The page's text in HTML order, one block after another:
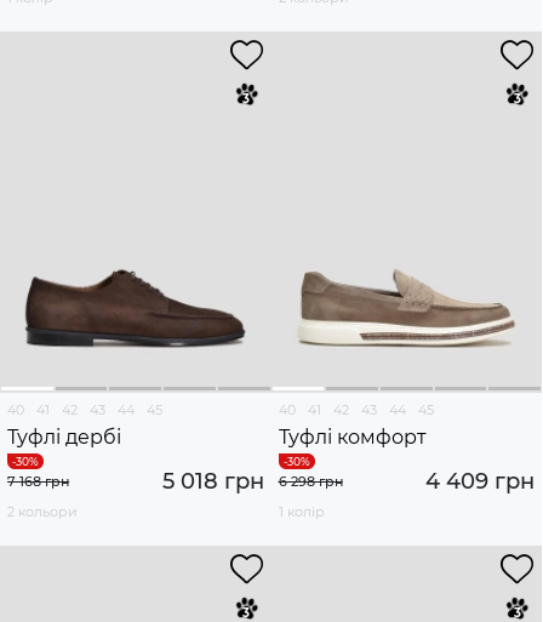
40 41 42 43 44 45
Туфлі дербі
5 018 грн
7 168 грн
2 кольори
40 41 42 43 44 45
Туфлі комфорт
4 409 грн
6 298 грн
1 колір